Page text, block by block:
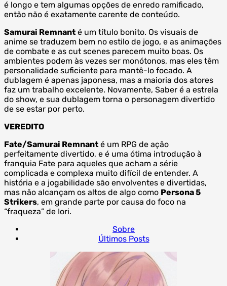
é longo e tem algumas opções de enredo ramificado,
então não é exatamente carente de conteúdo.
Samurai Remnant é um título bonito. Os visuais de
anime se traduzem bem no estilo de jogo, e as animações
de combate e as cut scenes parecem muito boas. Os
ambientes podem às vezes ser monótonos, mas eles têm
personalidade suficiente para mantê-lo focado. A
dublagem é apenas japonesa, mas a maioria dos atores
faz um trabalho excelente. Novamente, Saber é a estrela
do show, e sua dublagem torna o personagem divertido
de se estar por perto.
VEREDITO
Fate/Samurai Remnant é um RPG de ação
perfeitamente divertido, e é uma ótima introdução à
franquia Fate para aqueles que acham a série
complicada e complexa muito difícil de entender. A
história e a jogabilidade são envolventes e divertidas,
mas não alcançam os altos de algo como Persona 5
Strikers, em grande parte por causa do foco na
“fraqueza” de Iori.
Sobre
Últimos Posts